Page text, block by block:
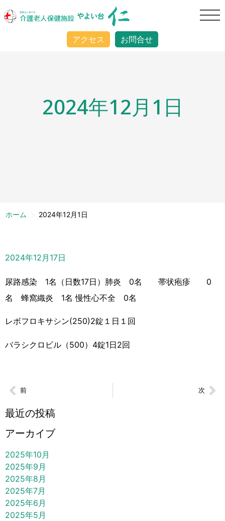
アクセス お問合せ
2024年12月1日
ホーム > 2024年12月1日
2024年12月17日
尿路感染 1名（日数17日）肺炎 0名 帯状疱疹 0
名 蜂窩織炎 1名 慢性心不全 0名
レボフロキサシン(250)2錠１日１回
バラシクロビル（500）4錠1日2回
前 次
最近の投稿
アーカイブ
2025年10月
2025年9月
2025年8月
2025年7月
2025年6月
2025年5月